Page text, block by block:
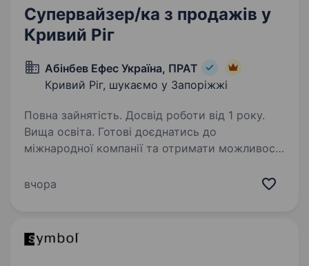
Супервайзер/ка з продажів у
Кривий Ріг
Абінбев Ефес Україна, ПРАТ
Кривий Ріг, шукаємо у Запоріжжі
Повна зайнятість. Досвід роботи від 1 року.
Вища освіта. Готові доєднатись до
міжнародної компанії та отримати можливості
Ви отримаєте наставництво від працівників
вчора